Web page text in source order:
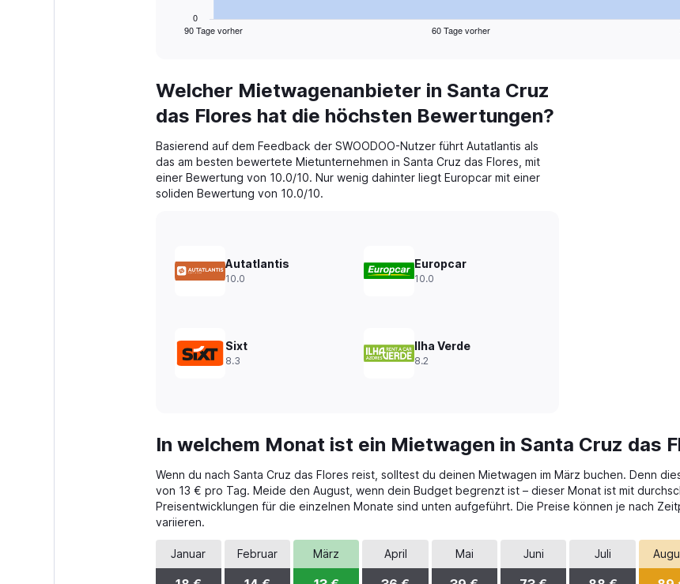
Range:
categories.
chart
has
1
Y
90 Tage vorher 60 Tage vorher
0
End
Welcher Mietwagenanbieter in Santa Cruz
das Flores hat die höchsten Bewertungen?
Basierend auf dem Feedback der SWOODOO-Nutzer führt Autatlantis als
das am besten bewertete Mietunternehmen in Santa Cruz das Flores, mit
einer Bewertung von 10.0/10. Nur wenig dahinter liegt Europcar mit einer
soliden Bewertung von 10.0/10.
Autatlantis
10.0
Europcar
10.0
Sixt
8.3
Ilha Verde
8.2
In welchem Monat ist ein Mietwagen in Santa Cruz das
Wenn du nach Santa Cruz das Flores reist, solltest du deinen Mietwagen im März buchen. Denn
von 13 € pro Tag. Meide den August, wenn dein Budget begrenzt ist – dieser Monat ist mit
Preisentwicklungen für die einzelnen Monate sind unten aufgeführt. Die Preise können je nach
variieren.
Januar Februar März April Mai Juni Juli